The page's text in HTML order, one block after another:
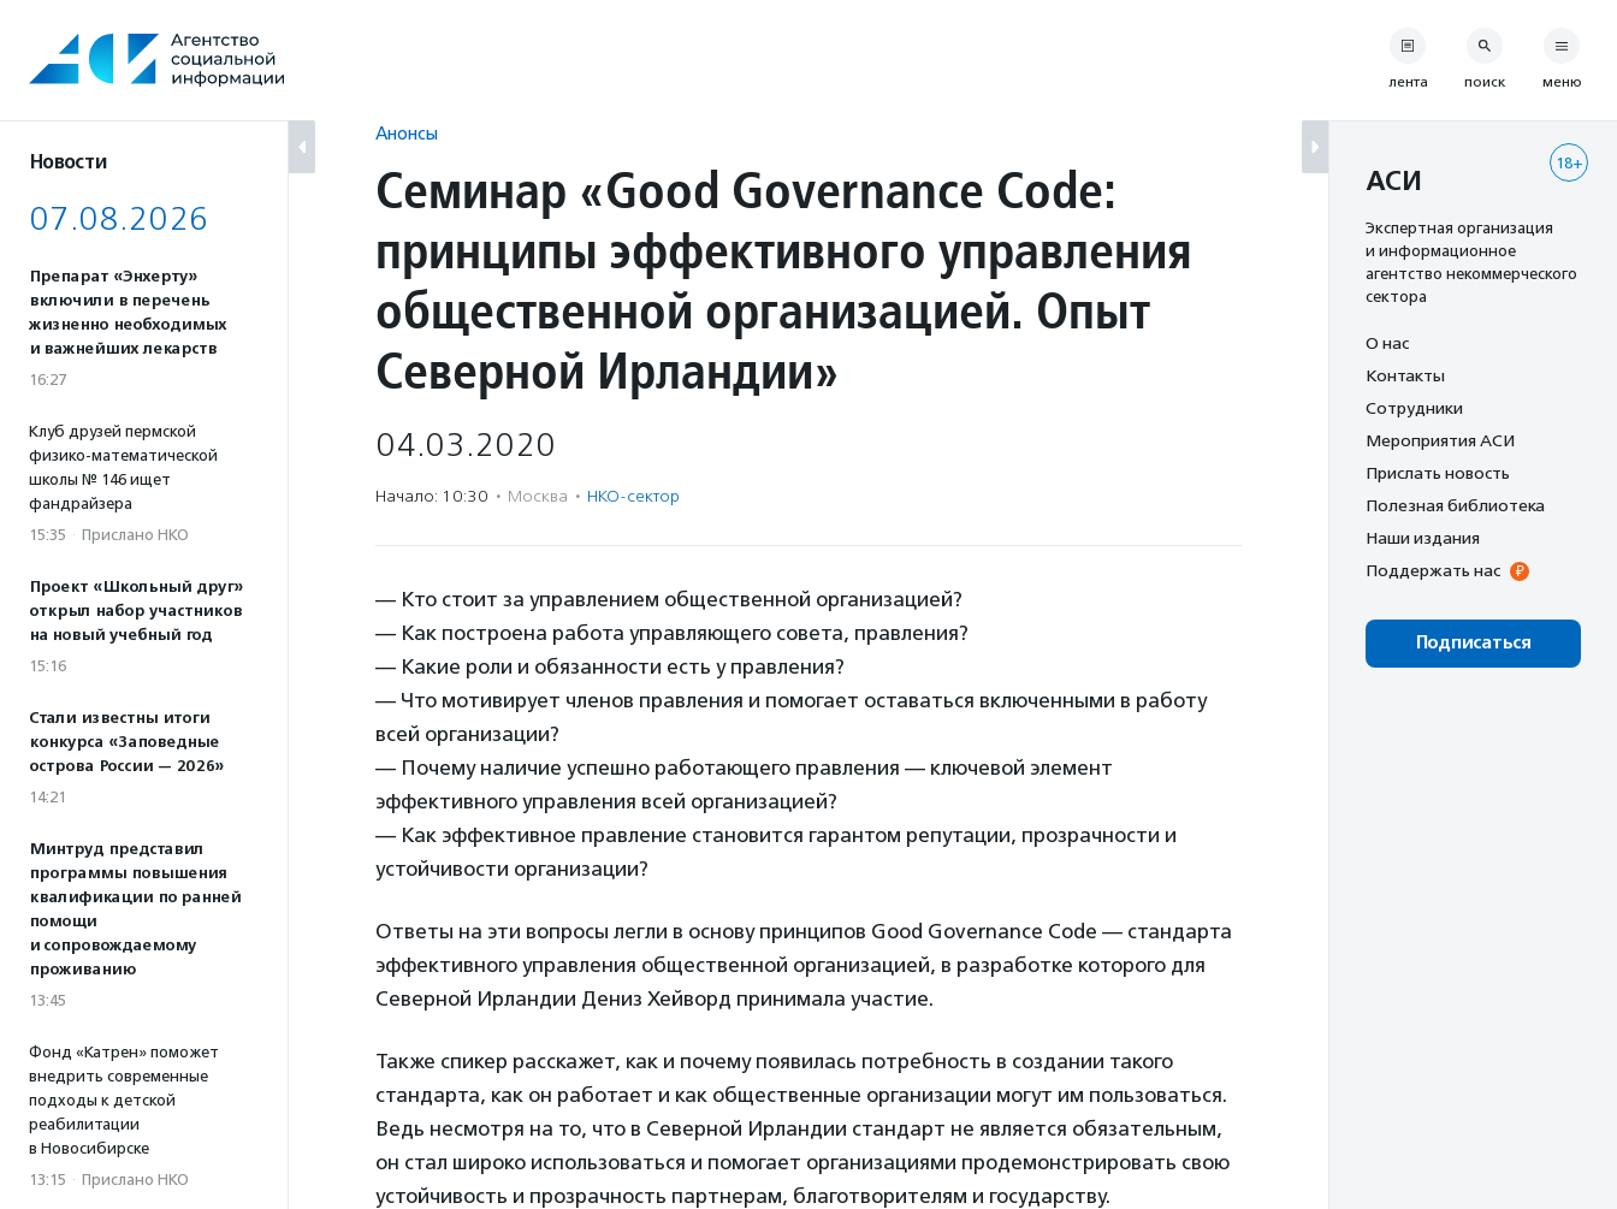
содержанию
Новости
07.08.2026
Препарат «Энхерту»
включили в перечень
жизненно необходимых
и важнейших лекарств
16:27
Клуб друзей пермской
физико-математической
школы № 146 ищет
фандрайзера
15:35 · Прислано НКО
Проект «Школьный друг»
открыл набор участников
на новый учебный год
15:16
Стали известны итоги
конкурса «Заповедные
острова России — 2026»
14:21
Минтруд представил
программы повышения
квалификации по ранней
помощи
и сопровождаемому
проживанию
13:45
Фонд «Катрен» поможет
внедрить современные
подходы к детской
реабилитации
в Новосибирске
13:15 · Прислано НКО
Анонсы
Семинар «Good Governance Code:
принципы эффективного управления
общественной организацией. Опыт
Северной Ирландии»
04.03.2020
Начало: 10:30 · Москва · НКО-сектор
— Кто стоит за управлением общественной организацией?
— Как построена работа управляющего совета, правления?
— Какие роли и обязанности есть у правления?
— Что мотивирует членов правления и помогает оставаться включенными в работу
всей организации?
— Почему наличие успешно работающего правления — ключевой элемент
эффективного управления всей организацией?
— Как эффективное правление становится гарантом репутации, прозрачности и
устойчивости организации?
Ответы на эти вопросы легли в основу принципов Good Governance Code — стандарта
эффективного управления общественной организацией, в разработке которого для
Северной Ирландии Дениз Хейворд принимала участие.
Также спикер расскажет, как и почему появилась потребность в создании такого
стандарта, как он работает и как общественные организации могут им пользоваться.
Ведь несмотря на то, что в Северной Ирландии стандарт не является обязательным,
он стал широко использоваться и помогает организациями продемонстрировать свою
устойчивость и прозрачность партнерам, благотворителям и государству.
лента поиск меню
18+
АСИ
Экспертная организация
и информационное
агентство некоммерческого
сектора
О нас
Контакты
Сотрудники
Мероприятия АСИ
Прислать новость
Полезная библиотека
Наши издания
Поддержать нас
Подписаться